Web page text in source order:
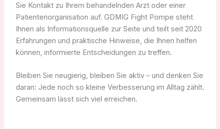
Sie Kontakt zu Ihrem behandelnden Arzt oder einer
Patientenorganisation auf. GDMIG Fight Pompe steht
Ihnen als Informationsquelle zur Seite und teilt seit 2020
Erfahrungen und praktische Hinweise, die Ihnen helfen
können, informierte Entscheidungen zu treffen.
Bleiben Sie neugierig, bleiben Sie aktiv – und denken Sie
daran: Jede noch so kleine Verbesserung im Alltag zählt.
Gemeinsam lässt sich viel erreichen.